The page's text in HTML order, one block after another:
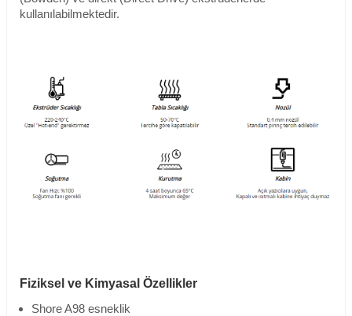
kullanılabilmektedir.
Fiziksel ve Kimyasal Özellikler
Shore A98 esneklik